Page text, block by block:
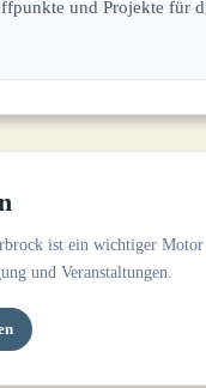
und Projekte für
ist ein wichtiger Motor
und Veranstaltungen.